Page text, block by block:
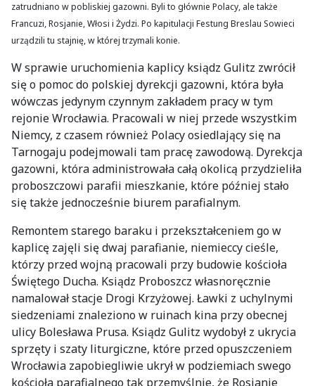
zatrudniano w pobliskiej gazowni. Byli to głównie Polacy, ale także
Francuzi, Rosjanie, Włosi i Żydzi. Po kapitulacji Festung Breslau Sowieci
urządzili tu stajnię, w której trzymali konie.
W sprawie uruchomienia kaplicy ksiądz Gulitz zwrócił
się o pomoc do polskiej dyrekcji gazowni, która była
wówczas jedynym czynnym zakładem pracy w tym
rejonie Wrocławia. Pracowali w niej przede wszystkim
Niemcy, z czasem również Polacy osiedlający się na
Tarnogaju podejmowali tam pracę zawodową. Dyrekcja
gazowni, która administrowała całą okolicą przydzieliła
proboszczowi parafii mieszkanie, które później stało
się także jednocześnie biurem parafialnym.
Remontem starego baraku i przekształceniem go w
kaplicę zajęli się dwaj parafianie, niemieccy cieśle,
którzy przed wojną pracowali przy budowie kościoła
Świętego Ducha. Ksiądz Proboszcz własnoręcznie
namalował stacje Drogi Krzyżowej. Ławki z uchylnymi
siedzeniami znaleziono w ruinach kina przy obecnej
ulicy Bolesława Prusa. Ksiądz Gulitz wydobył z ukrycia
sprzęty i szaty liturgiczne, które przed opuszczeniem
Wrocławia zapobiegliwie ukrył w podziemiach swego
kościoła parafialnego tak przemyślnie, że Rosjanie